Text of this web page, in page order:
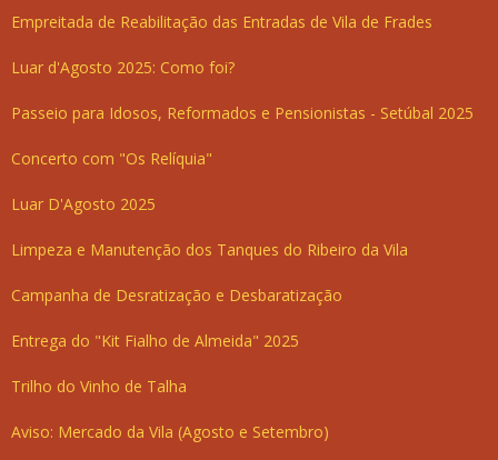
Empreitada de Reabilitação das Entradas de Vila de Frades
Luar d'Agosto 2025: Como foi?
Passeio para Idosos, Reformados e Pensionistas - Setúbal 2025
Concerto com "Os Relíquia"
Luar D'Agosto 2025
Limpeza e Manutenção dos Tanques do Ribeiro da Vila
Campanha de Desratização e Desbaratização
Entrega do "Kit Fialho de Almeida" 2025
Trilho do Vinho de Talha
Aviso: Mercado da Vila (Agosto e Setembro)